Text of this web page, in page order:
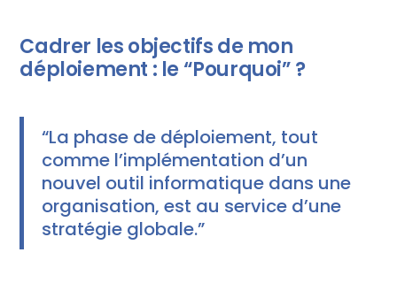
Cadrer les objectifs de mon
déploiement : le “Pourquoi” ?
“La phase de déploiement, tout
comme l’implémentation d’un
nouvel outil informatique dans une
organisation, est au service d’une
stratégie globale.”